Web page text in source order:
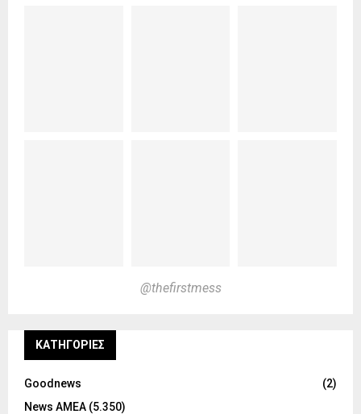
@thefirstmess
KΑΤΗΓΟΡΊΕΣ
Goodnews
(2)
News ΑΜΕΑ (5.350)